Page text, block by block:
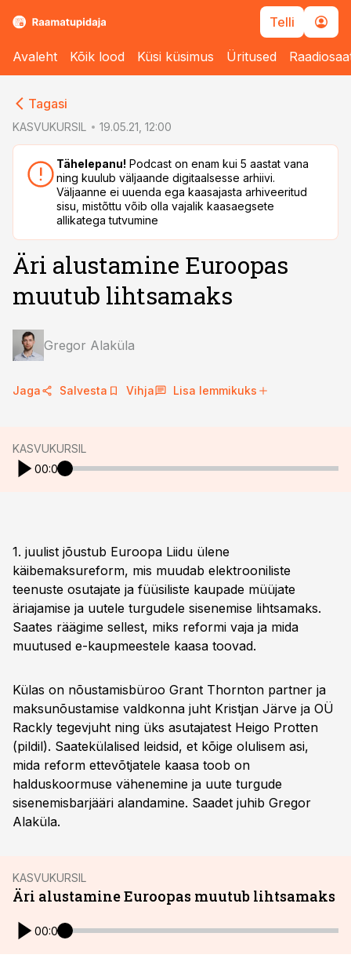
Telli
Avaleht Kõik lood Küsi küsimus Üritused
Tagasi
KASVUKURSIL 19.05.21, 12:00
Tähelepanu! Podcast on enam kui 5 aastat vana
ning kuulub väljaande digitaalsesse arhiivi.
Väljaanne ei uuenda ega kaasajasta arhiveeritud
sisu, mistõttu võib olla vajalik kaasaegsete
allikatega tutvumine
Äri alustamine Euroopas
muutub lihtsamaks
Gregor Alaküla
Jaga Salvesta Vihja Lisa lemmikuks
KASVUKURSIL
00:00
1. juulist jõustub Euroopa Liidu ülene
käibemaksureform, mis muudab elektrooniliste
teenuste osutajate ja füüsiliste kaupade müüjate
äriajamise ja uutele turgudele sisenemise lihtsamaks.
Saates räägime sellest, miks reformi vaja ja mida
muutused e-kaupmeestele kaasa toovad.
Külas on nõustamisbüroo Grant Thornton partner ja
maksunõustamise valdkonna juht Kristjan Järve ja OÜ
Rackly tegevjuht ning üks asutajatest Heigo Protten
(pildil). Saatekülalised leidsid, et kõige olulisem asi,
mida reform ettevõtjatele kaasa toob on
halduskoormuse vähenemine ja uute turgude
sisenemisbarjääri alandamine. Saadet juhib Gregor
Alaküla.
KASVUKURSIL
Äri alustamine Euroopas muutub lihtsamaks
00:00